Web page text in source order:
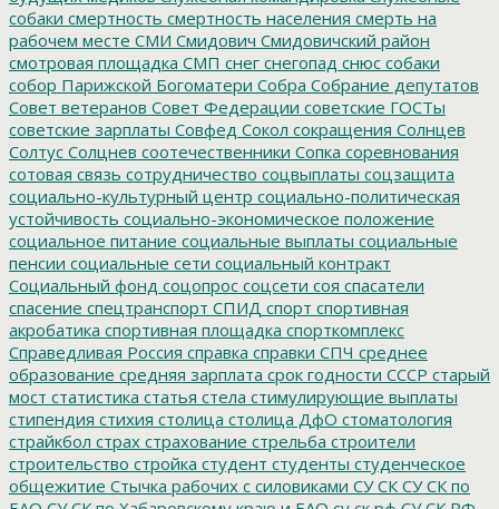
собаки смертность смертность населения смерть на
рабочем месте СМИ Смидович Смидовичский район
смотровая площадка СМП снег снегопад снюс собаки
собор Парижской Богоматери Собра Собрание депутатов
Совет ветеранов Совет Федерации советские ГОСТы
советские зарплаты Совфед Сокол сокращения Солнцев
Солтус Солцнев соотечественники Сопка соревнования
сотовая связь сотрудничество соцвыплаты соцзащита
социально-культурный центр социально-политическая
устойчивость социально-экономическое положение
социальное питание социальные выплаты социальные
пенсии социальные сети социальный контракт
Социальный фонд соцопрос соцсети соя спасатели
спасение спецтранспорт СПИД спорт спортивная
акробатика спортивная площадка спорткомплекс
Справедливая Россия справка справки СПЧ среднее
образование средняя зарплата срок годности СССР старый
мост статистика статья стела стимулирующие выплаты
стипендия стихия столица столица ДфО стоматология
страйкбол страх страхование стрельба строители
строительство стройка студент студенты студенческое
общежитие Стычка рабочих с силовиками СУ СК СУ СК по